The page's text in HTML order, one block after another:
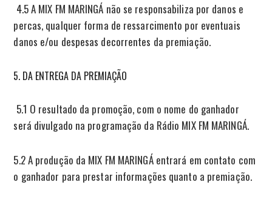
4.5 A MIX FM MARINGÁ não se responsabiliza por danos e
percas, qualquer forma de ressarcimento por eventuais
danos e/ou despesas decorrentes da premiação.
DA ENTREGA DA PREMIAÇÃO
5.1 O resultado da promoção, com o nome do ganhador
será divulgado na programação da Rádio MIX FM MARINGÁ.
5.2 A produção da MIX FM MARINGÁ entrará em contato com
o ganhador para prestar informações quanto a premiação.